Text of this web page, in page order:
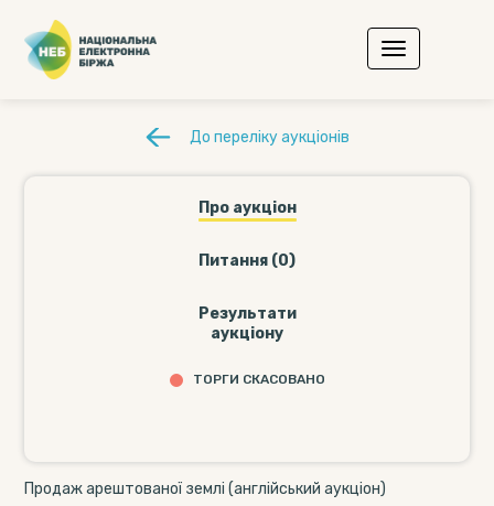
До переліку аукціонів
Про аукціон
Питання (0)
Результати
аукціону
ТОРГИ СКАСОВАНО
Продаж арештованої землі (англійський аукціон)